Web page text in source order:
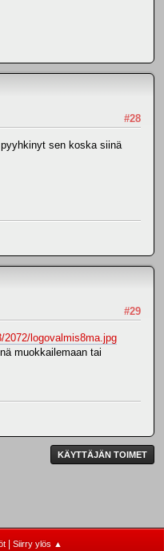
#28
sen koska siinä
#29
2072/logovalmis8ma.jpg
muokkailemaan tai
KÄYTTÄJÄN TOIMET
| Siirry ylös ▲